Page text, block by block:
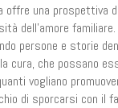
offre una prospettiva
dell’amore
persone e storie
cura, che possano
vogliano
di sporcarsi con il